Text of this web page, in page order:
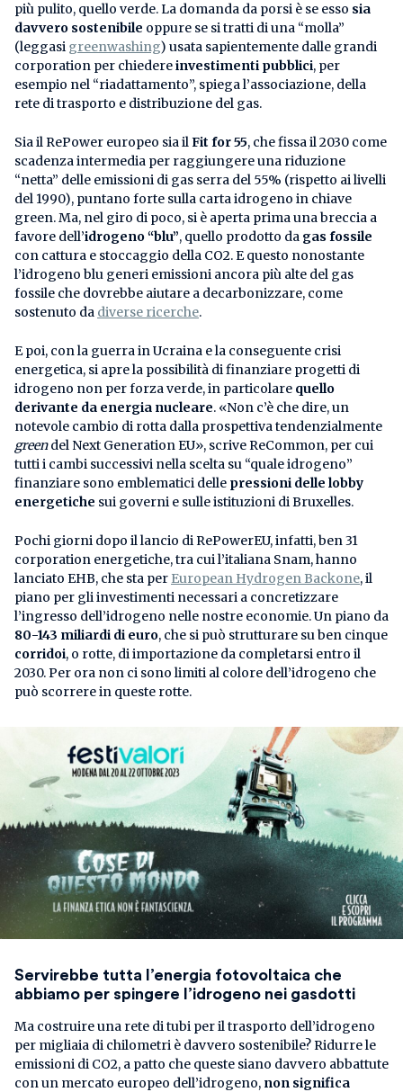
più pulito, quello verde. La domanda da porsi è se esso sia
davvero sostenibile oppure se si tratti di una “molla”
(leggasi greenwashing) usata sapientemente dalle grandi
corporation per chiedereinvestimenti pubblici, per
esempio nel “riadattamento”, spiega l’associazione, della
rete di trasporto e distribuzione del gas.
Sia il RePower europeo sia ilFit for 55, che fissa il 2030 come
scadenza intermedia per raggiungere una riduzione
“netta” delle emissioni di gas serra del 55% (rispetto ai livelli
del 1990), puntano forte sulla carta idrogeno in chiave
green. Ma, nel giro di poco, si è aperta prima una breccia a
favore dell’idrogeno “blu”, quello prodotto da gas fossile
con cattura e stoccaggio della CO2. E questo nonostante
l’idrogeno blu generi emissioni ancora più alte del gas
fossile che dovrebbe aiutare a decarbonizzare, come
sostenuto da diverse ricerche.
E poi, con la guerra in Ucraina e la conseguente crisi
energetica, si apre la possibilità di finanziare progetti di
idrogeno non per forza verde, in particolare quello
derivante da energia nucleare. «Non c’è che dire, un
notevole cambio di rotta dalla prospettiva tendenzialmente
greendel Next Generation EU», scrive ReCommon, per cui
tutti i cambi successivi nella scelta su “quale idrogeno”
finanziare sono emblematici delle pressioni delle lobby
energetiche sui governi e sulle istituzioni di Bruxelles.
Pochi giorni dopo il lancio di RePowerEU, infatti, ben 31
corporation energetiche, tra cui l’italiana Snam, hanno
lanciato EHB, che sta per European Hydrogen Backone, il
piano per gli investimenti necessari a concretizzare
l’ingresso dell’idrogeno nelle nostre economie. Un piano da
80-143 miliardi di euro, che si può strutturare su ben cinque
corridoi, o rotte, di importazione da completarsi entro il
2030. Per ora non ci sono limiti al colore dell’idrogeno che
può scorrere in queste rotte.
Servirebbe tutta l’energia fotovoltaica che
abbiamo per spingere l’idrogeno nei gasdotti
Ma costruire una rete di tubi per il trasporto dell’idrogeno
per migliaia di chilometri è davvero sostenibile? Ridurre le
emissioni di CO2, a patto che queste siano davvero abbattute
con un mercato europeo dell’idrogeno, non significa